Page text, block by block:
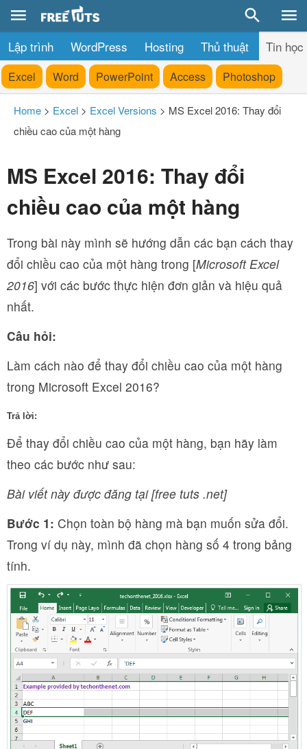
Lập trình WordPress Hosting Thủ thuật Tin học
Excel Word PowerPoint Access Photoshop
Home > Excel > Excel Versions > MS Excel 2016: Thay đổi
chiều cao của một hàng
MS Excel 2016: Thay đổi
chiều cao của một hàng
Trong bài này mình sẽ hướng dẫn các bạn cách thay
đổi chiều cao của một hàng trong [Microsoft Excel
2016] với các bước thực hiện đơn giản và hiệu quả
nhất.
Câu hỏi:
Làm cách nào để thay đổi chiều cao của một hàng
trong Microsoft Excel 2016?
Trả lời:
Để thay đổi chiều cao của một hàng, bạn hãy làm
theo các bước như sau:
Bài viết này được đăng tại [free tuts .net]
Bước 1: Chọn toàn bộ hàng mà bạn muốn sửa đổi.
Trong ví dụ này, mình đã chọn hàng số 4 trong bảng
tính.